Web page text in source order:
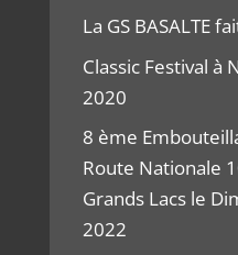
La GS BASALTE
Classic Festival à
2020
8 ème
Route Nationale
Grands Lacs le
2022